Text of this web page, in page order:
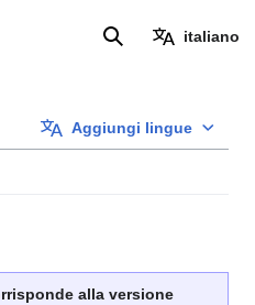
Ricerca italiano
Aggiungi lingue
alla versione